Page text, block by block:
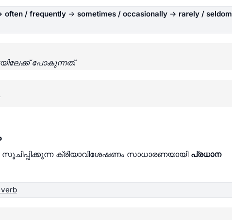
often / frequently → sometimes / occasionally → rarely / seldom
പോകുന്നത്.
ക്രിയാവിശേഷണം സാധാരണയായി പ്രധാന